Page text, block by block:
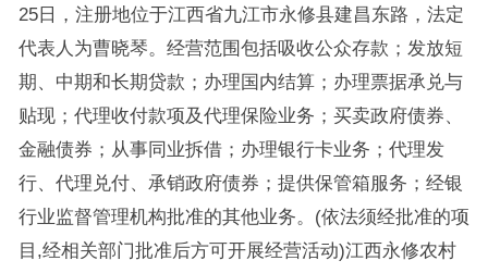
25日，注册地位于江西省九江市永修县建昌东路，法定
代表人为曹晓琴。经营范围包括吸收公众存款；发放短
期、中期和长期贷款；办理国内结算；办理票据承兑与
贴现；代理收付款项及代理保险业务；买卖政府债券、
金融债券；从事同业拆借；办理银行卡业务；代理发
行、代理兑付、承销政府债券；提供保管箱服务；经银
行业监督管理机构批准的其他业务。(依法须经批准的项
目,经相关部门批准后方可开展经营活动)江西永修农村